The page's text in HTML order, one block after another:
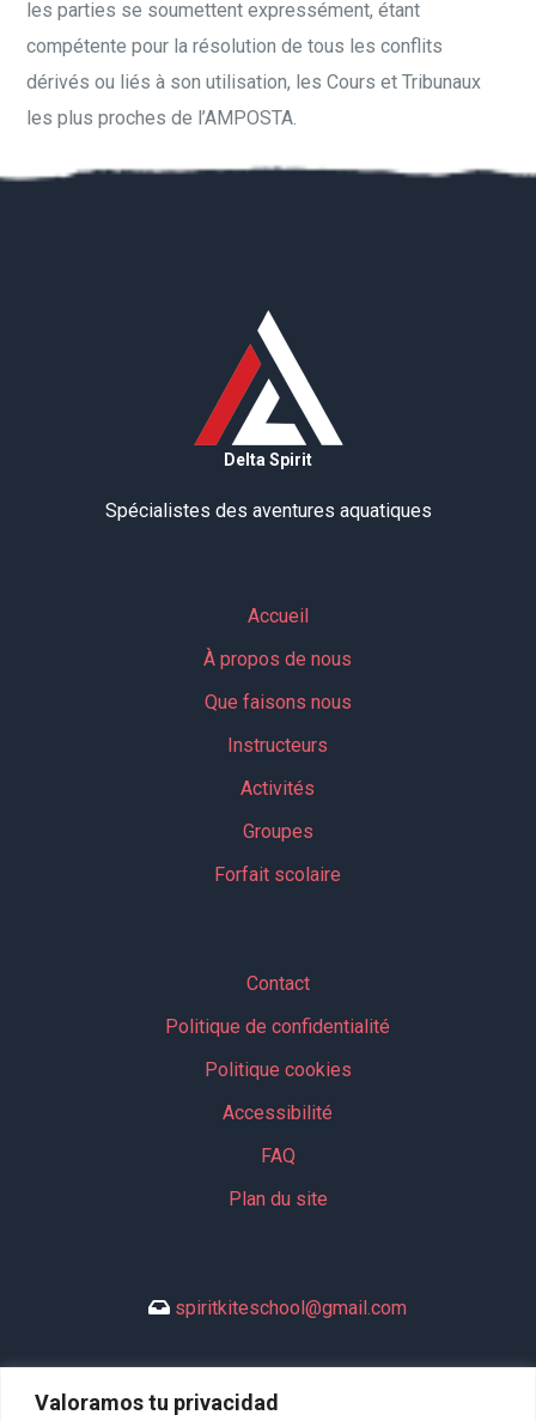
Valoramos tu privacidad
les parties se soumettent expressément, étant
compétente pour la résolution de tous les conflits
dérivés ou liés à son utilisation, les Cours et Tribunaux
les plus proches de l’AMPOSTA.
Delta Spirit
Spécialistes des aventures aquatiques
Accueil
À propos de nous
Que faisons nous
Instructeurs
Activités
Groupes
Forfait scolaire
Contact
Politique de confidentialité
Politique cookies
Accessibilité
FAQ
Plan du site
spiritkiteschool@gmail.com